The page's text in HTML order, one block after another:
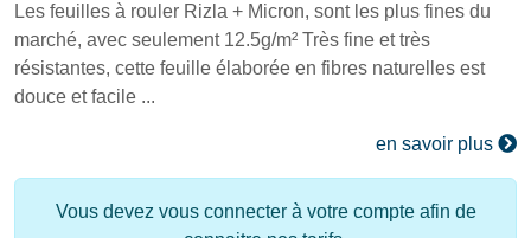
Les feuilles à rouler Rizla + Micron, sont les plus fines du
marché, avec seulement 12.5g/m² Très fine et très
résistantes, cette feuille élaborée en fibres naturelles est
douce et facile ...
en savoir plus
Vous devez vous connecter à votre compte afin de